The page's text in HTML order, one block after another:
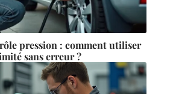
pression : comment utiliser
sans erreur ?